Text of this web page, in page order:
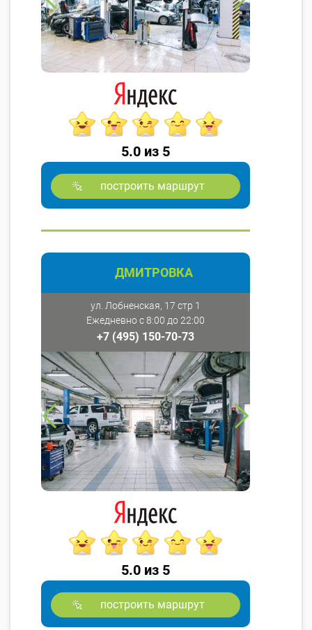
5.0 из 5
построить маршрут
ДМИТРОВКА
ул. Лобненская, 17 стр 1
Ежедневно с 8:00 до 22:00
+7 (495) 150-70-73
5.0 из 5
построить маршрут